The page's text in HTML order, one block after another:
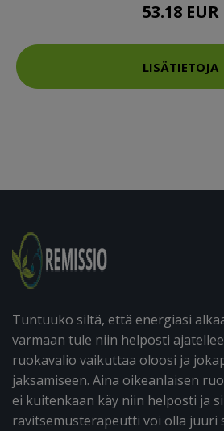
53.18 EUR
LISÄTIETOJA
Tuntuuko siltä, että energiasi
varmaan tule niin helposti
ruokavalio vaikuttaa oloosi ja
jaksamiseen. Aina oikeanlaisen
ei kuitenkaan käy niin helposti ja
ravitsemusterapeutti voi olla juuri